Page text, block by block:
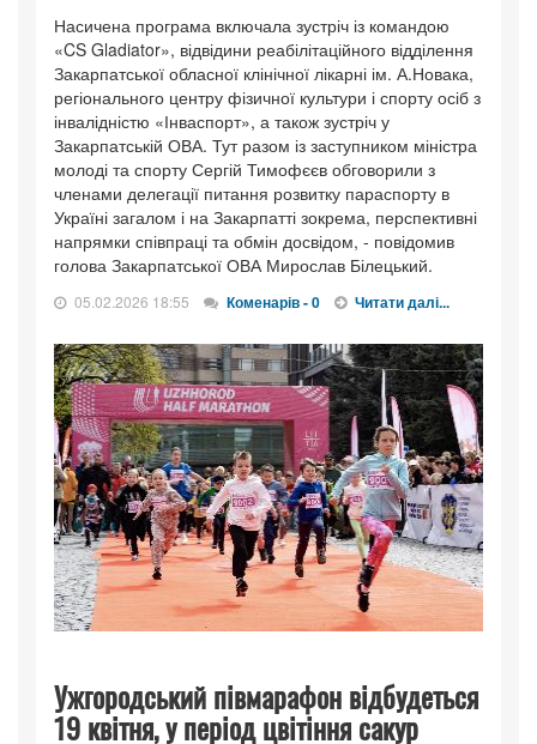
Насичена програма включала зустріч із командою
«CS Gladiator», відвідини реабілітаційного відділення
Закарпатської обласної клінічної лікарні ім. А.Новака,
регіонального центру фізичної культури і спорту осіб з
інвалідністю «Інваспорт», а також зустріч у
Закарпатській ОВА. Тут разом із заступником міністра
молоді та спорту Сергій Тимофєєв обговорили з
членами делегації питання розвитку параспорту в
Україні загалом і на Закарпатті зокрема, перспективні
напрямки співпраці та обмін досвідом, - повідомив
голова Закарпатської ОВА Мирослав Білецький.
05.02.2026 18:55 Коменарів - 0 Читати далі...
Ужгородський півмарафон відбудеться
19 квітня, у період цвітіння сакур